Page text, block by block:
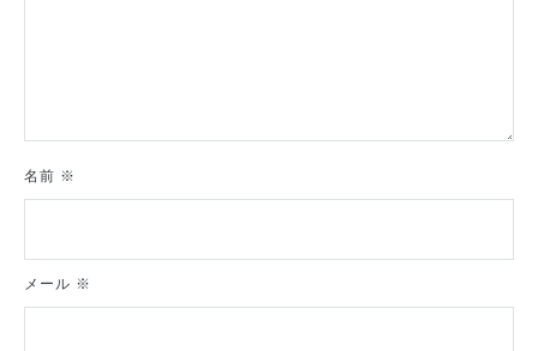
名前 ※
メール ※